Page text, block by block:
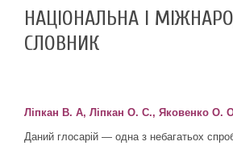
НАЦІОНАЛЬНА І
СЛОВНИК
Ліпкан В. А, Ліпкан О. С., Яковенко О.
Даний глосарій — одна з небагатьох